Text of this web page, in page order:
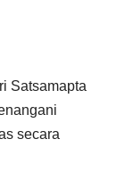
Satsamapta
secara